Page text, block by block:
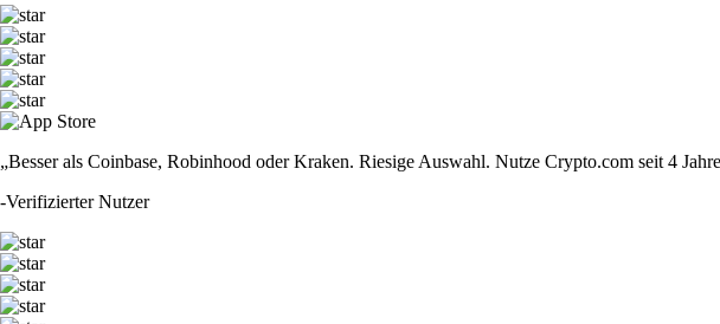
„Besser als Coinbase, Robinhood oder Kraken. Riesige Auswahl. Nutze Crypto.com seit 4
-Verifizierter Nutzer